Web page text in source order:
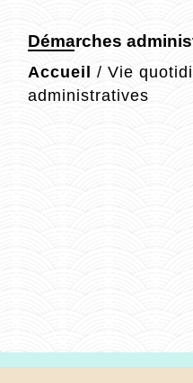
Démarches
Accueil / Vie
administratives